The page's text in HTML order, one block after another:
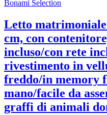
Bonami Selection
Letto
cm, con
incluso/con rete
rivestimento in
freddo/in memory
mano/facile da
graffi di animali